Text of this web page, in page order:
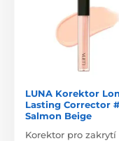
LUNA Korektor
Lasting Corrector
Salmon Beige
Korektor pro zakrytí